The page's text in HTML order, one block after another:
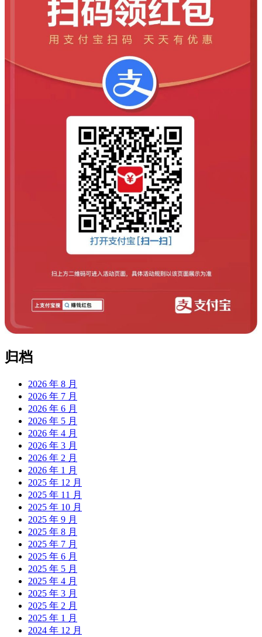
归档
2026 年 8 月
2026 年 7 月
2026 年 6 月
2026 年 5 月
2026 年 4 月
2026 年 3 月
2026 年 2 月
2026 年 1 月
2025 年 12 月
2025 年 11 月
2025 年 10 月
2025 年 9 月
2025 年 8 月
2025 年 7 月
2025 年 6 月
2025 年 5 月
2025 年 4 月
2025 年 3 月
2025 年 2 月
2025 年 1 月
2024 年 12 月